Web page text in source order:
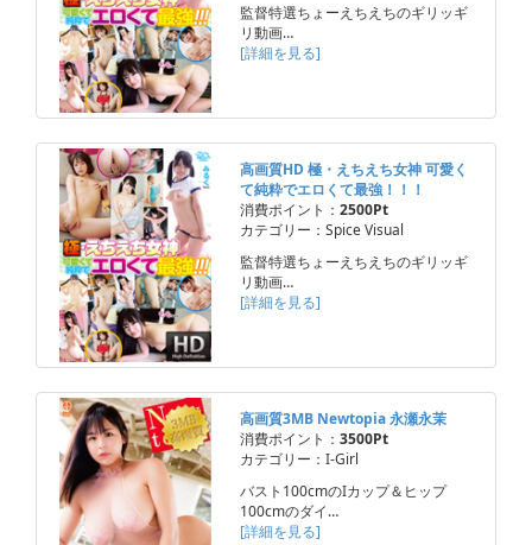
監督特選ちょーえちえちのギリッギ
リ動画…
[詳細を見る]
高画質HD 極・えちえち女神 可愛く
て純粋でエロくて最強！！！
消費ポイント： 2500Pt
カテゴリー：Spice Visual
監督特選ちょーえちえちのギリッギ
リ動画…
[詳細を見る]
高画質3MB Newtopia 永瀬永茉
消費ポイント： 3500Pt
カテゴリー：I-Girl
バスト100cmのIカップ＆ヒップ
100cmのダイ…
[詳細を見る]